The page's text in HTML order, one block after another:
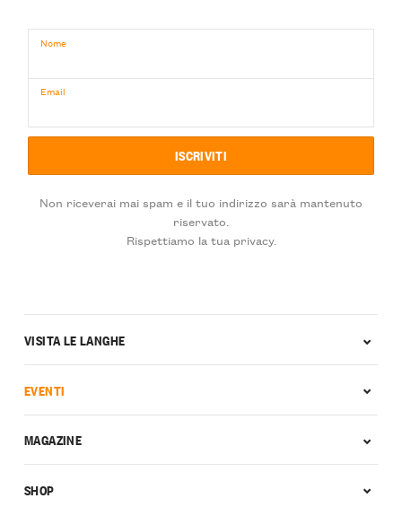
Nome
Email
Non riceverai mai spam e il tuo indirizzo sarà mantenuto
riservato.
Rispettiamo la tua privacy.
VISITA LE LANGHE
EVENTI
MAGAZINE
SHOP